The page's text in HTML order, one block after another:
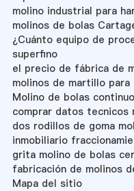
molino industrial para
molinos de bolas
¿Cuánto equipo de
superfino
el precio de fábrica de
molinos de martillo
Molino de bolas
comprar datos tecnicos
dos rodillos de goma
inmobiliario
grita molino de bolas
fabricación de molinos
Mapa del sitio